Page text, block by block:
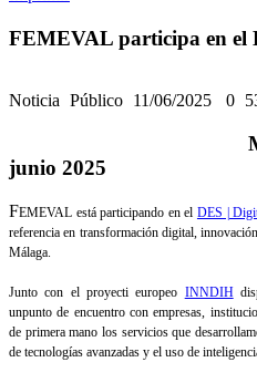
FEMEVAL participa en el
Noticia Público 11/06/2025 0
junio 2025
FEMEVAL está participando en el DES |
referencia en transformación digital,
Málaga.
Junto con el proyecti europeo INNDIH
unpunto de encuentro con empresas,
de primera mano los servicios que
de tecnologías avanzadas y el uso de